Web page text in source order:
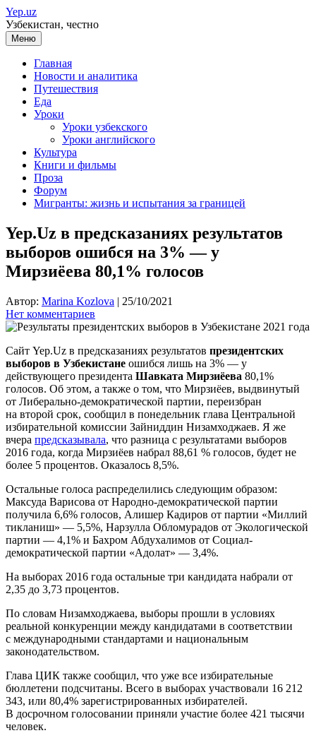
Перейти
к
содержимому
Yep.uz
Узбекистан, честно
Меню
Главная
Новости и аналитика
Путешествия
Еда
Уроки
Уроки узбекского
Уроки английского
Культура
Книги и фильмы
Проза
Форум
Мигранты: жизнь и испытания за границей
Yep.Uz в предсказаниях результатов
выборов ошибся на 3% — у
Мирзиёева 80,1% голосов
Автор: Marina Kozlova | 25/10/2021
Нет комментариев
Сайт Yep.Uz в предсказаниях результатов президентских
выборов в Узбекистане ошибся лишь на 3% — у
действующего президента Шавката Мирзиёева 80,1%
голосов. Об этом, а также о том, что Мирзиёев, выдвинутый
от Либерально-демократической партии, переизбран
на второй срок, сообщил в понедельник глава Центральной
избирательной комиссии Зайниддин Низамходжаев. Я же
вчера предсказывала, что разница с результатами выборов
2016 года, когда Мирзиёев набрал 88,61 % голосов, будет не
более 5 процентов. Оказалось 8,5%.
Остальные голоса распределились следующим образом:
Максуда Варисова от Народно-демократической партии
получила 6,6% голосов, Алишер Кадиров от партии «Миллий
тикланиш» — 5,5%, Нарзулла Обломурадов от Экологической
партии — 4,1% и Бахром Абдухалимов от Социал-
демократической партии «Адолат» — 3,4%.
На выборах 2016 года остальные три кандидата набрали от
2,35 до 3,73 процентов.
По словам Низамходжаева, выборы прошли в условиях
реальной конкуренции между кандидатами в соответствии
с международными стандартами и национальным
законодательством.
Глава ЦИК также сообщил, что уже все избирательные
бюллетени подсчитаны. Всего в выборах участвовали 16 212
343, или 80,4% зарегистрированных избирателей.
В досрочном голосовании приняли участие более 421 тысячи
человек.